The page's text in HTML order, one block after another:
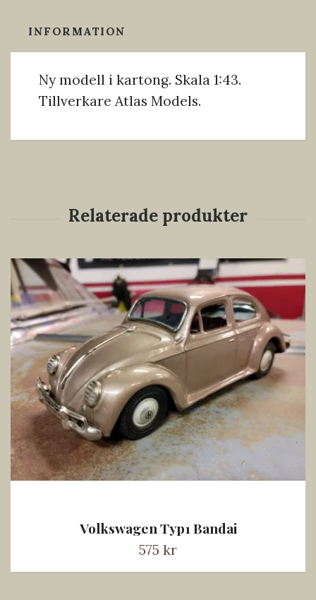
INFORMATION
Ny modell i kartong. Skala 1:43.
Tillverkare Atlas Models.
Volkswagen Typ1 Bandai
575 kr